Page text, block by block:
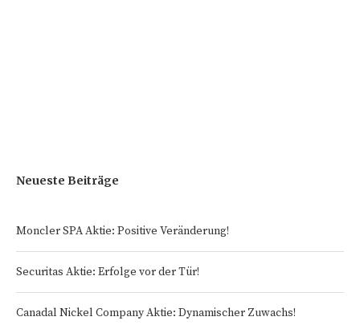
Neueste Beiträge
Moncler SPA Aktie: Positive Veränderung!
Securitas Aktie: Erfolge vor der Tür!
Canadal Nickel Company Aktie: Dynamischer Zuwachs!